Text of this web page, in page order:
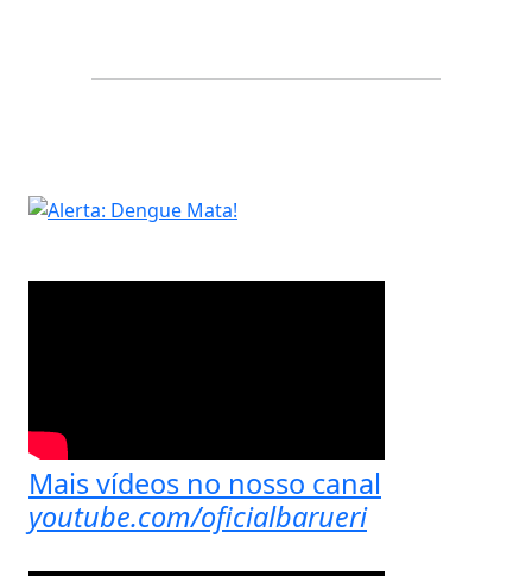
Mais vídeos no nosso canal
youtube.com/oficialbarueri